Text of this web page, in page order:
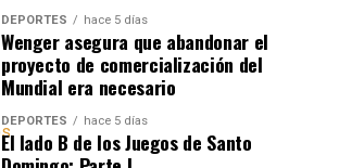
DEPORTES hace 5 días
Wenger asegura que abandonar el
proyecto de comercialización del
Mundial era necesario
DEPORTES hace 5 días
El lado B de los Juegos de Santo